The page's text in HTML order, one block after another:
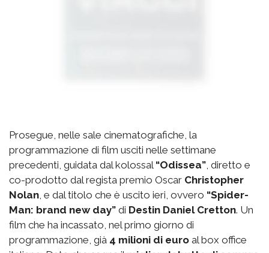
Prosegue, nelle sale cinematografiche, la
programmazione di film usciti nelle settimane
precedenti, guidata dal kolossal “Odissea”, diretto e
co-prodotto dal regista premio Oscar Christopher
Nolan, e dal titolo che è uscito ieri, ovvero “Spider-
Man: brand new day” di Destin Daniel Cretton. Un
film che ha incassato, nel primo giorno di
programmazione, già 4 milioni di euro al box office